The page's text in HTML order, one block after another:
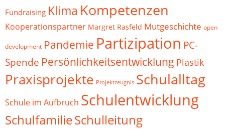
Fundraising Klima Kompetenzen
Kooperationspartner Margret Rasfeld Mutgeschichte open
development Pandemie Partizipation PC-
Spende Persönlichkeitsentwicklung Plastik
Praxisprojekte Projektzeugnis Schulalltag
Schule im Aufbruch Schulentwicklung
SchulfamilieSchulleitung